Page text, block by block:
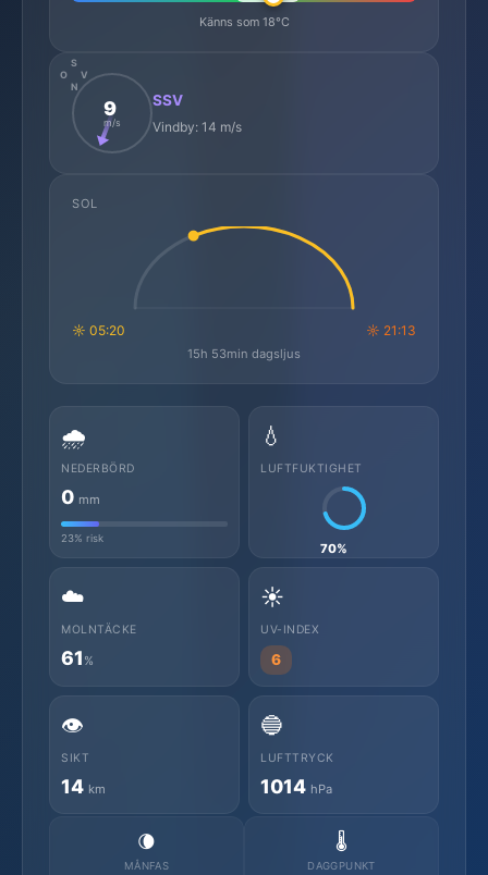
Känns som 18°C
N
S
O
V
9
m/s
SSV
Vindby: 14 m/s
SOL
☼ 05:20 ☼ 21:13
15h 53min dagsljus
🌧️
NEDERBÖRD
0 mm
23% risk
💧
LUFTFUKTIGHET
70%
☁️
MOLNTÄCKE
61 %
☀️
UV-INDEX
6
👁️
SIKT
14 km
🔵
LUFTTRYCK
1014 hPa
🌘
MÅNFAS
🌡️
DAGGPUNKT